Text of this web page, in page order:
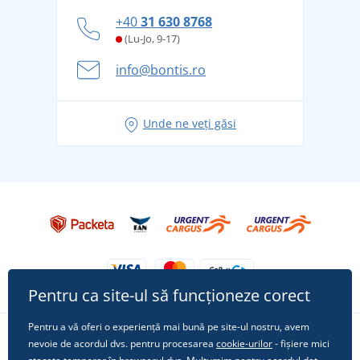
și în siguranță
Aventura de vară începe cu bagajul - pregătiți-vă
pentru vacanță fără griji
Tricoul preferat City în rol principal: ținute pentru
+4031 630 8768
(Lu-Jo, 9-17)
info@bontis.ro
Unde ne veți găsi
Urmărește-ne pe rețelele sociale
Pentru ca site-ul să funcționeze corect
Pentru a vă oferi o experiență mai bună pe site-ul nostru, avem
nevoie de acordul dvs. pentru procesarea cookie-urilor- fișiere mici